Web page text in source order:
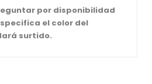
por disponibilidad
el color del
surtido.